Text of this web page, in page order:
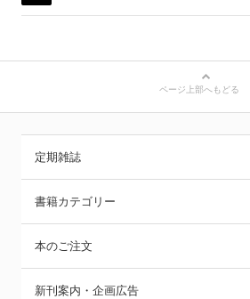
ページ上部へもどる
定期雑誌
書籍カテゴリー
本のご注文
新刊案内・企画広告